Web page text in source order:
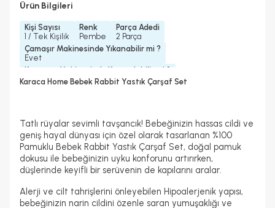
Ürün Bilgileri
Kişi Sayısı
1 / Tek Kişilik
Renk
Pembe
Parça Adedi
2 Parça
Çamaşır Makinesinde Yıkanabilir mi ?
Evet
Kurutma Makinesinde Kurutulabilir mi ?
Evet
Karaca Home Bebek Rabbit Yastık Çarşaf Set
Tatlı rüyalar sevimli tavşancık! Bebeğinizin hassas cildi ve
geniş hayal dünyası için özel olarak tasarlanan %100
Pamuklu Bebek Rabbit Yastık Çarşaf Set, doğal pamuk
dokusu ile bebeğinizin uyku konforunu artırırken,
düşlerinde keyifli bir serüvenin de kapılarını aralar.
Alerji ve cilt tahrişlerini önleyebilen Hipoalerjenik yapısı,
bebeğinizin narin cildini özenle saran yumuşaklığı ve